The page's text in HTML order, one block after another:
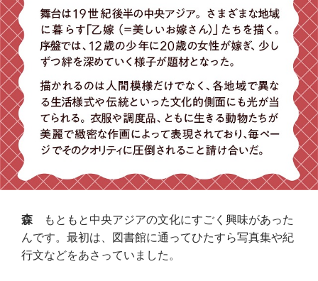
森
もともと中央アジアの文化にすごく興味があった
んです。最初は、図書館に通ってひたすら写真集や紀
行文などをあさっていました。